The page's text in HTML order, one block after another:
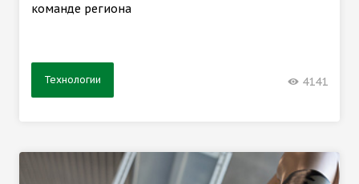
команде региона
Технологии 4141